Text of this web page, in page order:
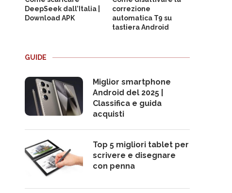
DeepSeek dall’Italia |
Download APK
correzione
automatica T9 su
tastiera Android
GUIDE
Miglior smartphone
Android del 2025 |
Classifica e guida
acquisti
Top 5 migliori tablet per
scrivere e disegnare
con penna